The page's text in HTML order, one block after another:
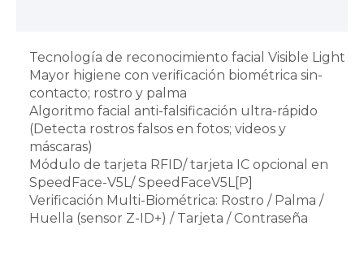
Tecnología de reconocimiento facial Visible Light
Mayor higiene con verificación biométrica sin-
contacto; rostro y palma
Algoritmo facial anti-falsificación ultra-rápido
(Detecta rostros falsos en fotos; videos y
máscaras)
Módulo de tarjeta RFID/ tarjeta IC opcional en
SpeedFace-V5L/ SpeedFaceV5L[P]
Verificación Multi-Biométrica: Rostro / Palma /
Huella (sensor Z-ID+) / Tarjeta / Contraseña